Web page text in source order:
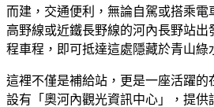
而建，交通便利，無論自駕或搭乘
高野線或近鐵長野線的河內長野站出
程車程，即可抵達這處隱藏於青山綠
這裡不僅是補給站，更是一座活躍的
設有「奧河內觀光資訊中心」，提供